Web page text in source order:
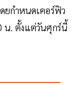
ยกำหนดเคอร์ฟิว
น. ตั้งแต่วันศุกร์นี้